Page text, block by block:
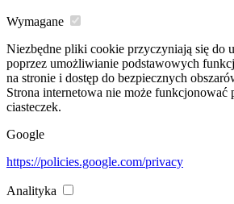
Wymagane
Niezbędne pliki cookie przyczyniają się do
poprzez umożliwianie podstawowych
na stronie i dostęp do bezpiecznych
Strona internetowa nie może funkcjonować
ciasteczek.
Google
https://policies.google.com/privacy
Analityka